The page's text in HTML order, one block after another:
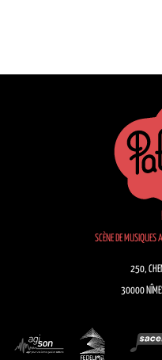
SCÈNE DE MUSIQUES
250,
30000